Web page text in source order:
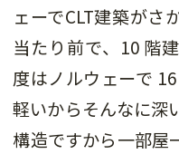
ェーでCLT建築がさ
当たり前で、10 階
度はノルウェーで
軽いからそんなに深
構造ですから一部屋